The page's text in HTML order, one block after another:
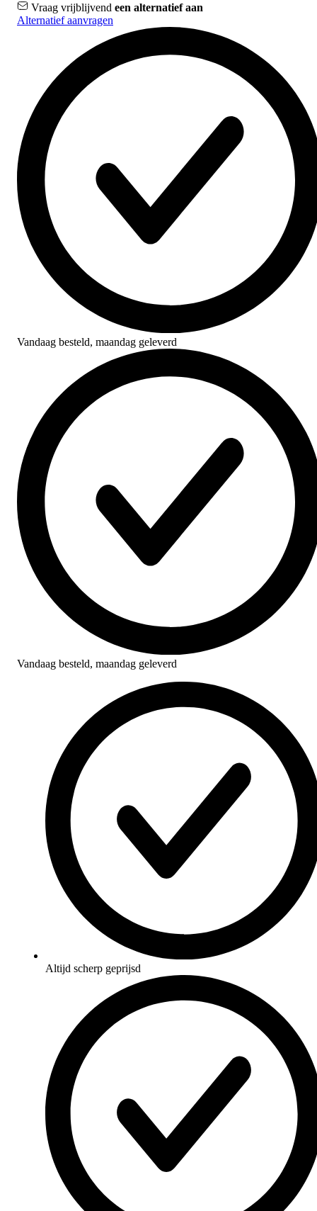
Vraag vrijblijvend een alternatief aan
Alternatief aanvragen
Vandaag besteld, maandag geleverd
Vandaag besteld, maandag geleverd
Altijd scherp geprijsd